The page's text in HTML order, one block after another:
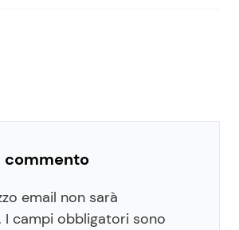
commento
email non sarà
I campi obbligatori sono